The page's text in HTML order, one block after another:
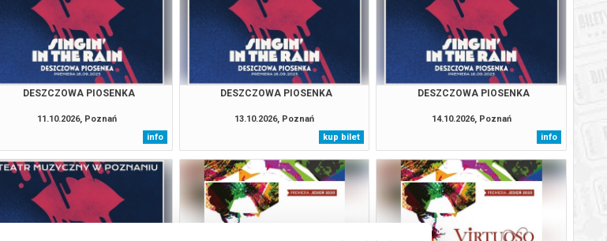
DESZCZOWA PIOSENKA
11.10.2026, Poznań
info
DESZCZOWA PIOSENKA
13.10.2026, Poznań
kup bilet
DESZCZOWA PIOSENKA
14.10.2026, Poznań
info